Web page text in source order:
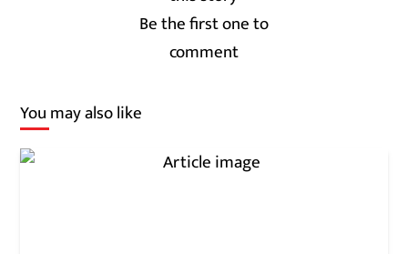
Be the first one to
comment
You may also like